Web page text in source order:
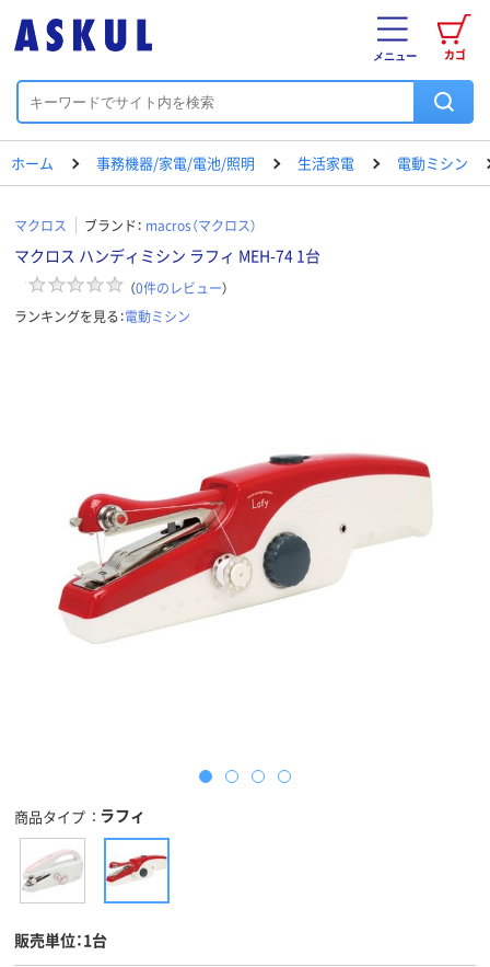
カゴ
メニュー
ホーム 事務機器/家電/電池/照明 生活家電 電動ミシン
マクロス ブランド： macros（マクロス）
マクロス ハンディミシン ラフィ MEH-74 1台
（0件のレビュー）
ランキングを見る：電動ミシン
商品タイプ ラフィ
販売単位：1台